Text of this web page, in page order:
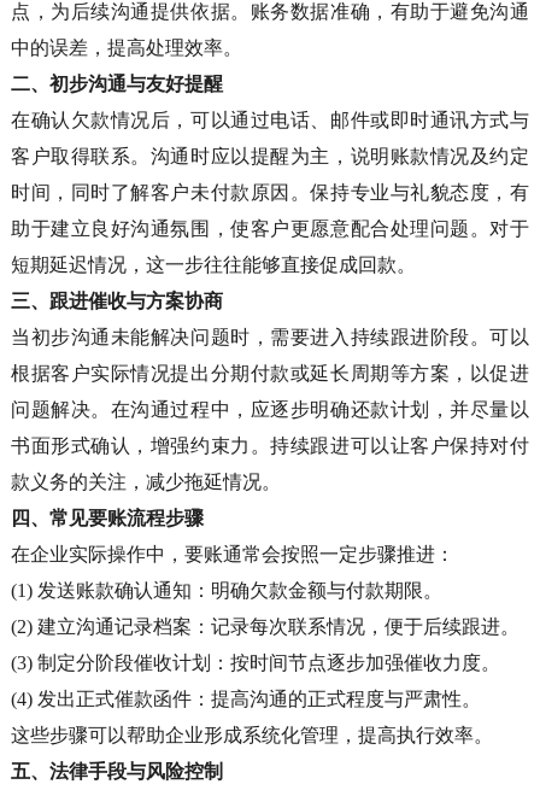
点，为后续沟通提供依据。账务数据准确，有助于避免沟通
中的误差，提高处理效率。
二、 初步沟通与友好提醒
在确认欠款情况后，可以通过电话、邮件或即时通讯方式与
客户取得联系。沟通时应以提醒为主，说明账款情况及约定
时间，同时了解客户未付款原因。保持专业与礼貌态度，有
助于建立良好沟通氛围，使客户更愿意配合处理问题。对于
短期延迟情况，这一步往往能够直接促成回款。
三、 跟进催收与方案协商
当初步沟通未能解决问题时，需要进入持续跟进阶段。可以
根据客户实际情况提出分期付款或延长周期等方案，以促进
问题解决。在沟通过程中，应逐步明确还款计划，并尽量以
书面形式确认，增强约束力。持续跟进可以让客户保持对付
款义务的关注，减少拖延情况。
四、 常见要账流程步骤
在企业实际操作中，要账通常会按照一定步骤推进：
(1) 发送账款确认通知 ： 明确欠款金额与付款期限。
(2) 建立沟通记录档案 ： 记录每次联系情况，便于后续跟进。
(3) 制定分阶段催收计划 ： 按时间节点逐步加强催收力度。
(4) 发出正式催款函件： 提高沟通的正式程度与严肃性。
这些步骤可以帮助企业形成系统化管理，提高执行效率。
五、 法律手段与风险控制